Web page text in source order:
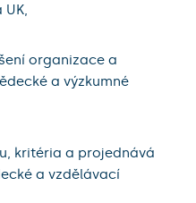
organizace a
a výzkumné
kritéria a projednává
a vzdělávací